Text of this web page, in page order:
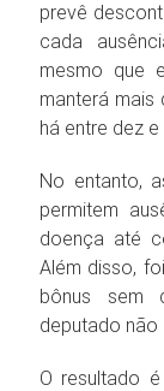
prevê
cada
mesmo que
manterá mais
há entre dez
No entanto,
permitem
doença até
Além disso,
bônus sem
deputado não
O resultado